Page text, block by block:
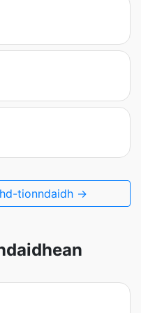
tionndaidh →